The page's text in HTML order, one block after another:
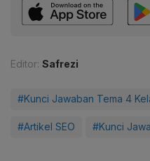
Editor: Safrezi
#Kunci Jawaban Tema 4
#Artikel SEO #Kunci